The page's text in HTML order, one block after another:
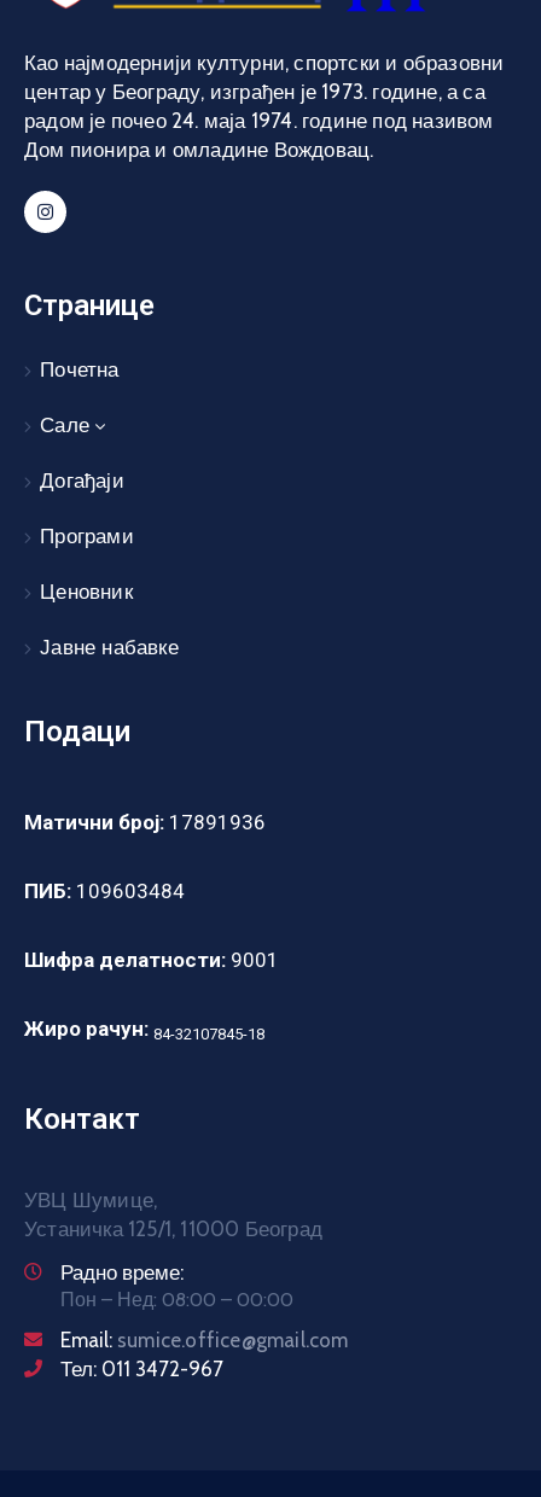
Као најмодернији културни, спортски и образовни
центар у Београду, изграђен је 1973. године, а са
радом је почео 24. маја 1974. године под називом
Дом пионира и омладине Вождовац.
Странице
Почетна
Сале
Догађаји
Програми
Ценовник
Јавне набавке
Подаци
Матични број: 17891936
ПИБ: 109603484
Шифра делатности: 9001
Жиро рачун: 84-32107845-18
Контакт
УВЦ Шумице,
Устаничка 125/1, 11000 Београд
Радно време:
Пон – Нед: 08:00 – 00:00
Email: sumice.office@gmail.com
Тел: 011 3472-967